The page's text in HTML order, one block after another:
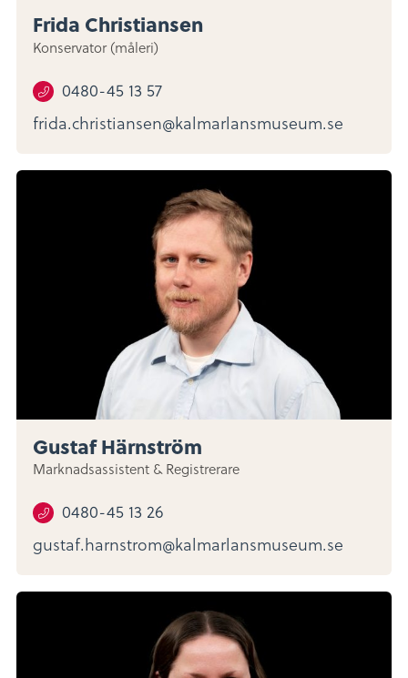
Frida Christiansen
Konservator (måleri)
0480-45 13 57
frida.christiansen@kalmarlansmuseum.se
Gustaf Härnström
Marknadsassistent & Registrerare
0480-45 13 26
gustaf.harnstrom@kalmarlansmuseum.se